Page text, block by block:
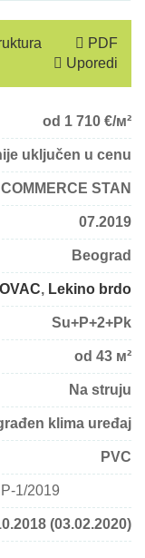
PDF
Uporedi
od 1 710 €/м²
uključen u cenu
STAN
07.2019
Beograd
, Lekino brdo
Su+P+2+Pk
od 43 м²
Na struju
klima uređaj
PVC
1/2019
(03.02.2020)